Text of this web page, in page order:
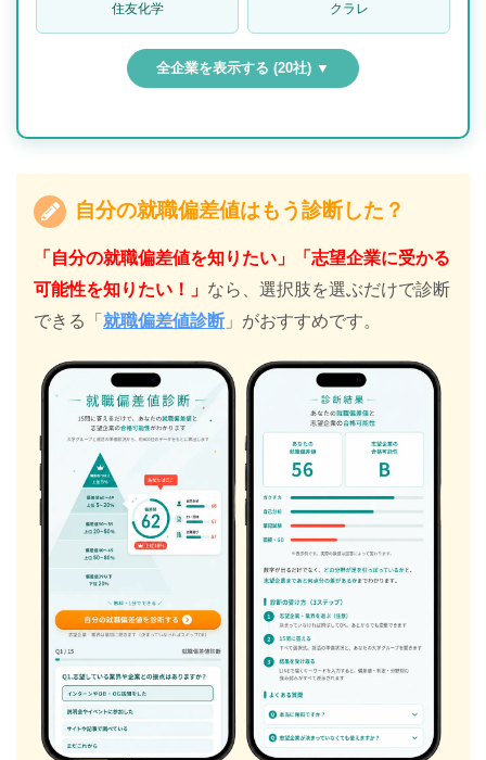
住友化学 クラレ
全企業を表示する (20社) ▼
自分の就職偏差値はもう診断した？
「自分の就職偏差値を知りたい」「志望企業に受かる
可能性を知りたい！」 なら、選択肢を選ぶだけで診断
できる「 就職偏差値診断 」がおすすめです。